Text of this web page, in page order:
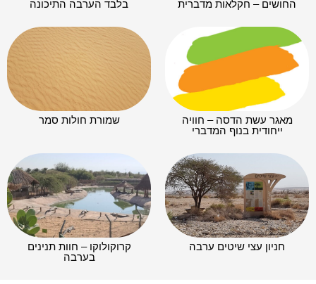
החושים – חקלאות מדברית
בלבד הערבה התיכונה
מאגר עשת הדסה – חוויה
ייחודית בנוף המדברי
שמורת חולות סמר
חניון עצי שיטים ערבה
קרוקולוקו – חוות תנינים
בערבה